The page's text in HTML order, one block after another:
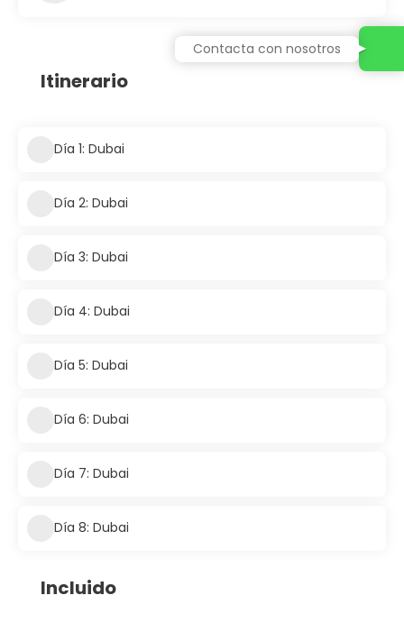
Itinerario
Día 1: Dubai
Día 2: Dubai
Día 3: Dubai
Día 4: Dubai
Día 5: Dubai
Día 6: Dubai
Día 7: Dubai
Día 8: Dubai
Incluido
Contacta con nosotros